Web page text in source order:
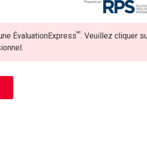
ÉvaluationExpressMC. Veuillez cliquer